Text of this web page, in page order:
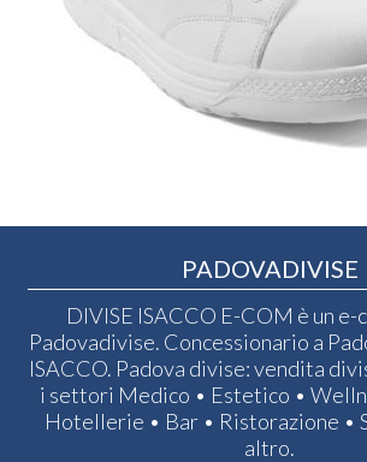
PADOVADIVISE
DIVISE ISACCO E-COM è un e-
Padovadivise. Concessionario a
ISACCO. Padova divise: vendita
i settori Medico • Estetico •
Hotellerie • Bar • Ristorazione •
altro.